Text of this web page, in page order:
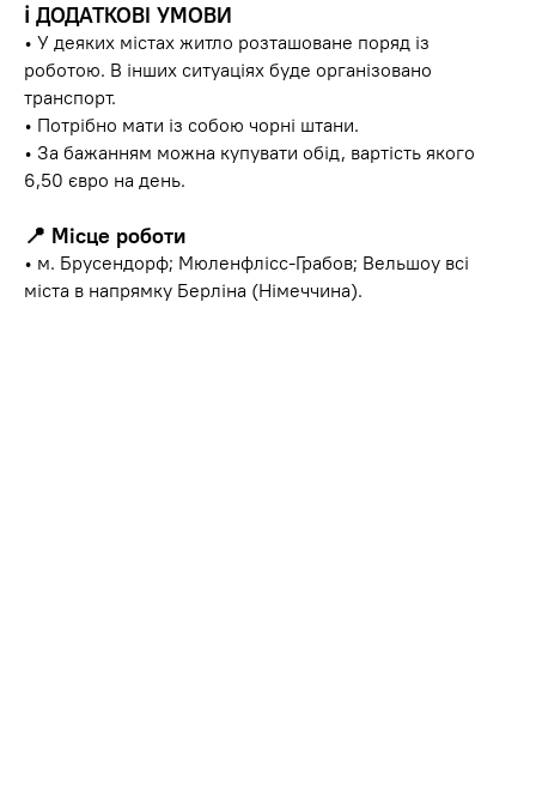
ℹ️ ДОДАТКОВІ УМОВИ
• У деяких містах житло розташоване поряд із
роботою. В інших ситуаціях буде організовано
транспорт.
• Потрібно мати із собою чорні штани.
• За бажанням можна купувати обід, вартість якого
6,50 євро на день.
📍 Місце роботи
• м. Брусендорф; Мюленфлісс-Грабов; Вельшоу всі
міста в напрямку Берліна (Німеччина).